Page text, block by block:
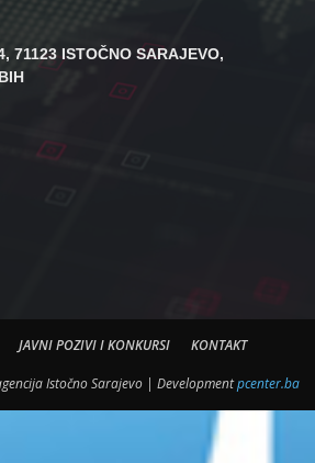
71123 ISTOČNO SARAJEVO,
JAVNI POZIVI I KONKURSI KONTAKT
Istočno Sarajevo | Developmentpcenter.ba